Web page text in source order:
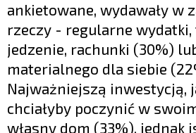
ankietowane, wydawały w
rzeczy - regularne wydatki,
jedzenie, rachunki (30%)
materialnego dla siebie
Najważniejszą inwestycją,
chciałyby poczynić w
własny dom (33%), jednak